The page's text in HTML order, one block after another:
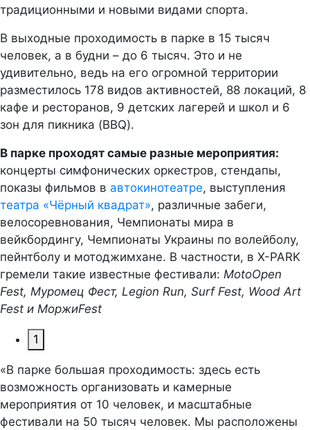
традиционными и новыми видами спорта.
В выходные проходимость в парке в 15 тысяч
человек, а в будни – до 6 тысяч. Это и не
удивительно, ведь на его огромной территории
разместилось 178 видов активностей, 88 локаций, 8
кафе и ресторанов, 9 детских лагерей и школ и 6
зон для пикника (BBQ).
В парке проходят самые разные мероприятия:
концерты симфонических оркестров, стендапы,
показы фильмов в автокинотеатре, выступления
театра «Чёрный квадрат», различные забеги,
велосоревнования, Чемпионаты мира в
вейкбордингу, Чемпионаты Украины по волейболу,
пейнтболу и мотоджимхане. В частности, в X-PARK
гремели такие известные фестивали: MotoOpen
Fest, Муромец Фест, Legion Run, Surf Fest, Wood Art
Fest и МоржиFest
1
«В парке большая проходимость: здесь есть
возможность организовать и камерные
мероприятия от 10 человек, и масштабные
фестивали на 50 тысяч человек. Мы расположены